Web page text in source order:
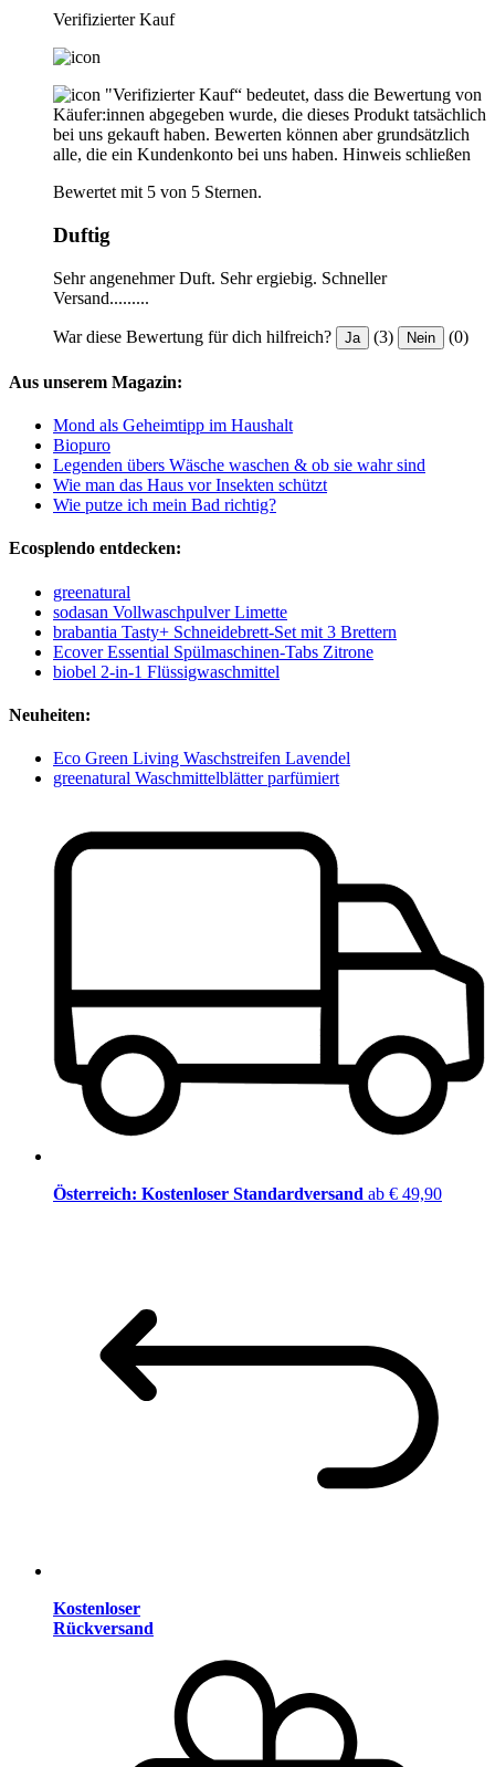
Verifizierter Kauf
"Verifizierter Kauf“ bedeutet, dass die Bewertung von
Käufer:innen abgegeben wurde, die dieses Produkt tatsächlich
bei uns gekauft haben. Bewerten können aber grundsätzlich
alle, die ein Kundenkonto bei uns haben. Hinweis schließen
Bewertet mit 5 von 5 Sternen.
Duftig
Sehr angenehmer Duft. Sehr ergiebig. Schneller
Versand.........
War diese Bewertung für dich hilfreich? Ja (3) Nein (0)
Aus unserem Magazin:
Mond als Geheimtipp im Haushalt
Biopuro
Legenden übers Wäsche waschen & ob sie wahr sind
Wie man das Haus vor Insekten schützt
Wie putze ich mein Bad richtig?
Ecosplendo entdecken:
greenatural
sodasan Vollwaschpulver Limette
brabantia Tasty+ Schneidebrett-Set mit 3 Brettern
Ecover Essential Spülmaschinen-Tabs Zitrone
biobel 2-in-1 Flüssigwaschmittel
Neuheiten:
Eco Green Living Waschstreifen Lavendel
greenatural Waschmittelblätter parfümiert
Österreich: Kostenloser Standardversand ab € 49,90
Kostenloser
Rückversand